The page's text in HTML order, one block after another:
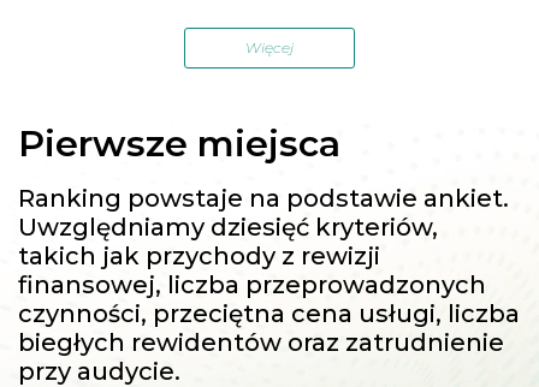
Więcej
Pierwsze miejsca
Ranking powstaje na podstawie ankiet.
Uwzględniamy dziesięć kryteriów,
takich jak przychody z rewizji
finansowej, liczba przeprowadzonych
czynności, przeciętna cena usługi, liczba
biegłych rewidentów oraz zatrudnienie
przy audycie.